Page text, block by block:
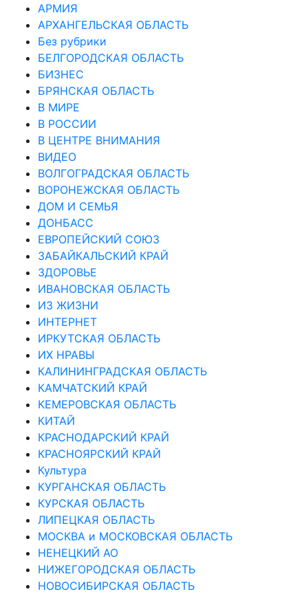
АРМИЯ
АРХАНГЕЛЬСКАЯ ОБЛАСТЬ
Без рубрики
БЕЛГОРОДСКАЯ ОБЛАСТЬ
БИЗНЕС
БРЯНСКАЯ ОБЛАСТЬ
В МИРЕ
В РОССИИ
В ЦЕНТРЕ ВНИМАНИЯ
ВИДЕО
ВОЛГОГРАДСКАЯ ОБЛАСТЬ
ВОРОНЕЖСКАЯ ОБЛАСТЬ
ДОМ И СЕМЬЯ
ДОНБАСС
ЕВРОПЕЙСКИЙ СОЮЗ
ЗАБАЙКАЛЬСКИЙ КРАЙ
ЗДОРОВЬЕ
ИВАНОВСКАЯ ОБЛАСТЬ
ИЗ ЖИЗНИ
ИНТЕРНЕТ
ИРКУТСКАЯ ОБЛАСТЬ
ИХ НРАВЫ
КАЛИНИНГРАДCКАЯ ОБЛАСТЬ
КАМЧАТСКИЙ КРАЙ
КЕМЕРОВСКАЯ ОБЛАСТЬ
КИТАЙ
КРАСНОДАРСКИЙ КРАЙ
КРАСНОЯРСКИЙ КРАЙ
Культура
КУРГАНСКАЯ ОБЛАСТЬ
КУРСКАЯ ОБЛАСТЬ
ЛИПЕЦКАЯ ОБЛАСТЬ
МОСКВА и МОСКОВСКАЯ ОБЛАСТЬ
НЕНЕЦКИЙ АО
НИЖЕГОРОДСКАЯ ОБЛАСТЬ
НОВОСИБИРСКАЯ ОБЛАСТЬ